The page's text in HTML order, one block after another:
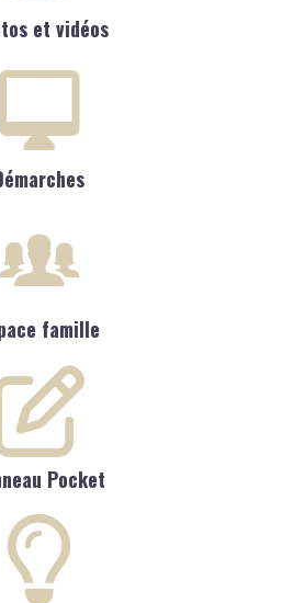
et vidéos
famille
Pocket